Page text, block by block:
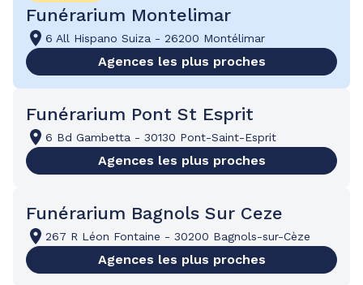
Funérarium Montelimar
6 All Hispano Suiza - 26200 Montélimar
Agences les plus proches
Funérarium Pont St Esprit
6 Bd Gambetta - 30130 Pont-Saint-Esprit
Agences les plus proches
Funérarium Bagnols Sur Ceze
267 R Léon Fontaine - 30200 Bagnols-sur-Cèze
Agences les plus proches